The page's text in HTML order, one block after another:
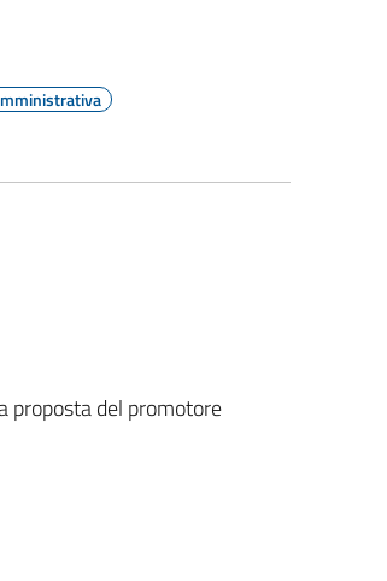
proposta del promotore